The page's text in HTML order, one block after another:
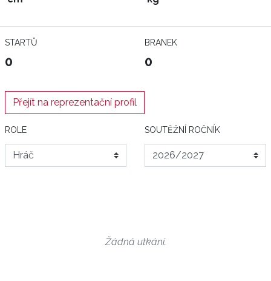
STARTŮ
0
BRANEK
0
Přejít na reprezentační profil
ROLE SOUTĚŽNÍ ROČNÍK
Žádná utkání.